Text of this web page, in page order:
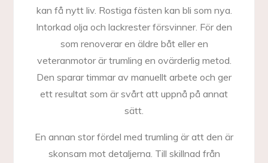
kan få nytt liv. Rostiga fästen kan bli som nya.
Intorkad olja och lackrester försvinner. För den
som renoverar en äldre båt eller en
veteranmotor är trumling en ovärderlig metod.
Den sparar timmar av manuellt arbete och ger
ett resultat som är svårt att uppnå på annat
sätt.
En annan stor fördel med trumling är att den är
skonsam mot detaljerna. Till skillnad från